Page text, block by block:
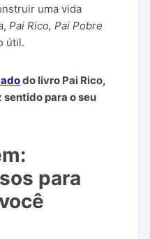
uma vida
Pai Rico, Pai Pobre
útil.
do livro Pai Rico,
sentido para o seu
para